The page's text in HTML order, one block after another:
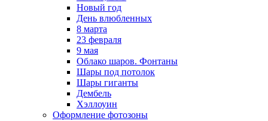
Новый год
День влюбленных
8 марта
23 февраля
9 мая
Облако шаров. Фонтаны
Шары под потолок
Шары гиганты
Дембель
Хэллоуин
Оформление фотозоны